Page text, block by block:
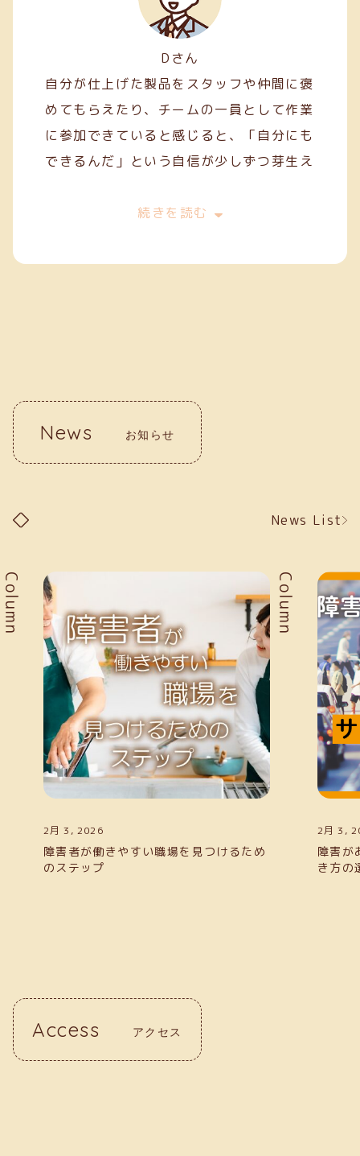
Dさん
自分が仕上げた製品をスタッフや仲間に褒
めてもらえたり、チームの一員として作業
に参加できていると感じると、「自分にも
できるんだ」という自信が少しずつ芽生え
今は、一般就労を目指してスキルを磨きな
す。クリーフでの経験が、自分の「働く
続きを読む
News お知らせ
News List
Column
お知らせ
Column
2月 3, 2026
障害があっても働きたい！サポートと働
き方の選択肢
2月 3,
障害者
のステ
Access アクセス